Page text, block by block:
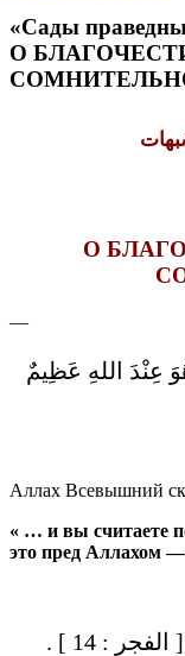
«Сады
О
О
—
عِنْدَ اللهِ عَظِيمٌ
Аллах Всевышний
« … и вы считаете
это пред Аллахом —
: 14 ] .